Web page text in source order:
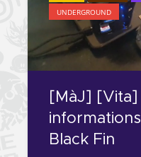
UNDERGROUND
[MàJ]
Black Fin